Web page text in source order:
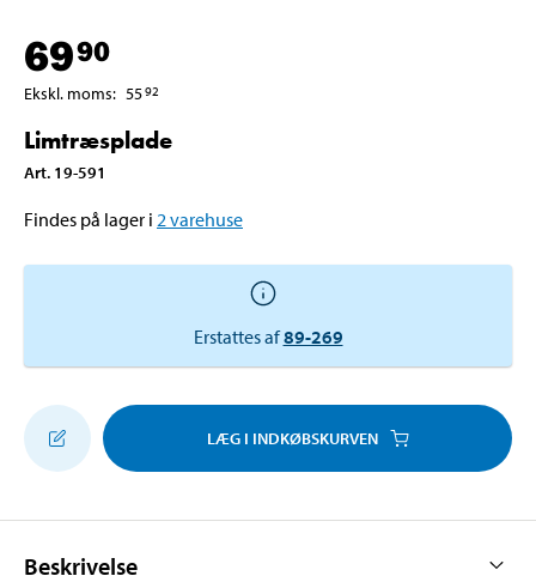
6990
Ekskl. moms: 5592
Limtræsplade
Art. 19-591
Findes på lager i 2 varehuse
Erstattes af89-269
LÆG I INDKØBSKURVEN
Beskrivelse